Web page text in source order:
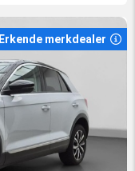
Erkende merkdealer